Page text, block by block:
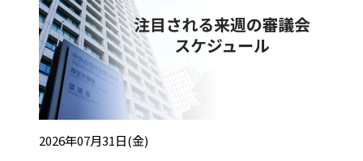
投稿日:2026年07月31日(金)